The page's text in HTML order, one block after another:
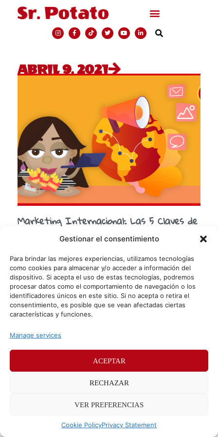
Gestionar el consentimiento
Para brindar las mejores experiencias, utilizamos tecnologías
como cookies para almacenar y/o acceder a información del
dispositivo. Si acepta el uso de estas tecnologías, podremos
procesar datos como el comportamiento de navegación o los
identificadores únicos en este sitio. Si no acepta o retira el
consentimiento, es posible que se vean afectadas ciertas
características y funciones.
Manage services
ACEPTAR
RECHAZAR
VER PREFERENCIAS
Cookie PolicyPrivacy Statement
ABRIL 9, 2021
Marketing Internacional: Las 5 Claves de
la Transcreación.
importante entre las estrategias de marketing
internacional. ¿En qué consiste exactamente? Ahí va un
pequeño
© Sr. Potato 2026
Políticas de privacidad